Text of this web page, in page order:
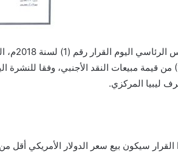
وأصدر
(183%) من قيمة مبيعات النقد الأجنبي، وفقا
ليبيا المركزي.
القرار سيكون بيع سعر الدولار الأمريكي أقل